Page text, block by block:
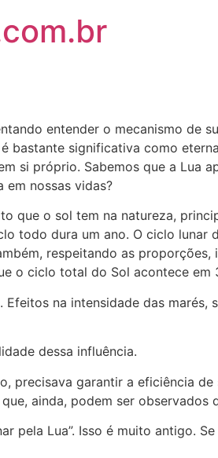
entender o mecanismo de
bastante significativa como
si próprio. Sabemos que a Lua
em nossas vidas?
o sol tem na natureza,
todo dura um ano. O ciclo
respeitando as proporções,
o ciclo total do Sol acontece em
na intensidade das marés,
dessa influência.
garantir a eficiência de
ainda, podem ser observados
Lua”. Isso é muito antigo.